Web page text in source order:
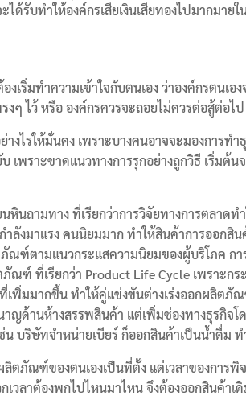
ด้รับทำให้องค์กรเสียเงินเสียทองไปมากมายใ
เริ่มทำความเข้าใจกับตนเอง ว่าองค์กรตนเ
ๆ ไว้ หรือ องค์กรควรจะถอยไม่ควรต่อสู้ต่อไป
างไรให้มั่นคง เพราะบางคนอาจจะมองการท
เพราะขาดแนวทางการรุกอย่างถูกวิธี เริ่ม
นหินถามทาง ที่เรียกว่าการวิจัยทางการตลาด
ลังมาแรง คนนิยมมาก ทำให้สินค้าการออก
ฑ์ตามแนวกระแสความนิยมของผู้บริโภค กา
ณฑ์ ที่เรียกว่า Product Life Cycle เพราะก
พิ่มมากขึ้น ทำให้คู่แข่งขันต่างเร่งออกผลิต
ญด้านห้างสรรพสินค้า แต่เพิ่มช่องทางธุรกิจ
บริษัทจำหน่ายเบียร์ ก็ออกสินค้าเป็นน้ำดื่ม ท
ลิตภัณฑ์ของตนเองเป็นที่ตั้ง แต่เวลาของการ
วลาต้องพกไปไหนมาไหน จึงต้องออกสินค้